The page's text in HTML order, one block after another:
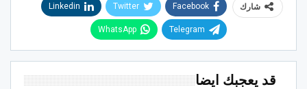
شارك Facebook
Twitter
Linkedin
Telegram
WhatsApp
قد يعجبك ايضا